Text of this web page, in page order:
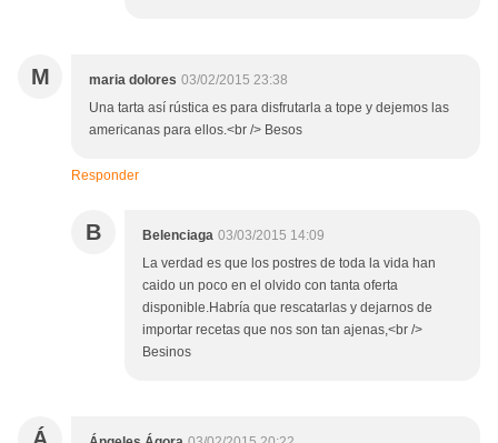
M maria dolores 03/02/2015 23:38
Una tarta así rústica es para disfrutarla a tope y dejemos las
americanas para ellos.<br /> Besos
Responder
B Belenciaga 03/03/2015 14:09
La verdad es que los postres de toda la vida han
caido un poco en el olvido con tanta oferta
disponible.Habría que rescatarlas y dejarnos de
importar recetas que nos son tan ajenas,<br />
Besinos